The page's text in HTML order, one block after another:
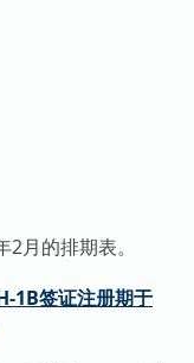
月的排期表。
1B签证注册期于